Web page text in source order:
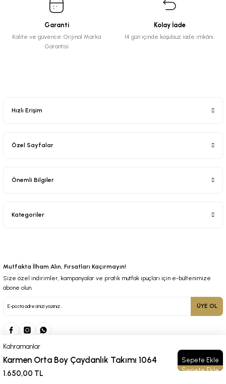
Kahramanlar
Karmen Orta Boy Çaydanlık Takımı 1064
1.650,00 TL
Sepete Ekle
Garanti
Kalite ve güvence: Orijinal Marka
Garantisi
Kolay İade
14 gün içinde koşulsuz iade imkânı.
Hızlı Erişim
Özel Sayfalar
Önemli Bilgiler
Kategoriler
Mutfakta İlham Alın, Fırsatları Kaçırmayın!
Size özel indirimler, kampanyalar ve pratik mutfak ipuçları için e-bültenimize
abone olun.
ÜYE OL
© 2025 Tüm Hakları Saklıdır. Kredi kartı bilgileriniz 256bit SSL sertifikası ile korunmaktadır.